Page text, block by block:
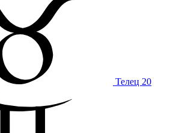
Телец 20